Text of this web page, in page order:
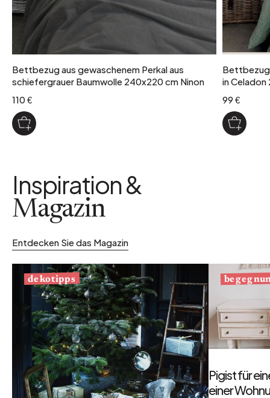
Bettbezug aus gewaschenem Perkal aus
schiefergrauer Baumwolle 240x220 cm Ninon
110 €
Bettbezug
in
99 €
Inspiration &
Magazin
Entdecken Sie das Magazin
dekotipps
Pigist für
einer